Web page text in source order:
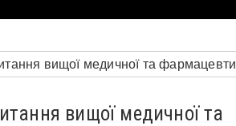
вищої медичної та